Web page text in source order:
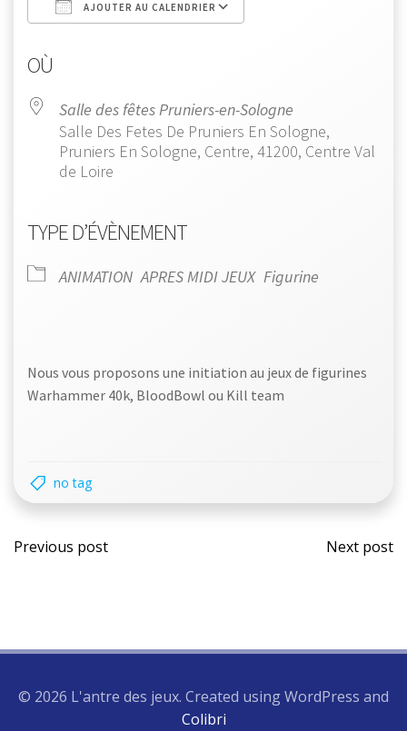
AJOUTER AU CALENDRIER
OÙ
Salle des fêtes Pruniers-en-Sologne
Salle Des Fetes De Pruniers En Sologne,
Pruniers En Sologne, Centre, 41200, Centre Val
de Loire
TYPE D’ÉVÈNEMENT
ANIMATION APRES MIDI JEUX Figurine
Nous vous proposons une initiation au jeux de figurines
Warhammer 40k, BloodBowl ou Kill team
no tag
Post
Previous post
Post
Next post
© 2026 L'antre des jeux. Created using WordPress and
Colibri